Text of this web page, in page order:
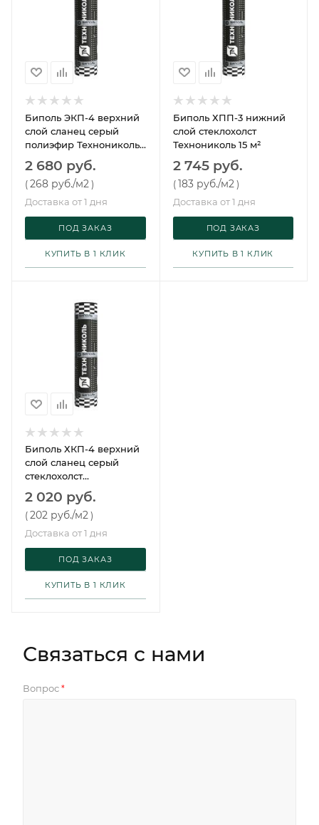
Биполь ЭКП-4 верхний
слой сланец серый
полиэфир Технониколь
2 680 руб.
(268 руб./м2 )
Доставка от 1 дня
ПОД ЗАКАЗ
КУПИТЬ В 1 КЛИК
Биполь ХПП-3 нижний
слой стеклохолст
Технониколь 15 м²
2 745 руб.
(183 руб./м2 )
Доставка от 1 дня
ПОД ЗАКАЗ
КУПИТЬ В 1 КЛИК
Биполь ХКП-4 верхний
слой сланец серый
стеклохолст
Технониколь 10 м²
2 020 руб.
(202 руб./м2)
Доставка от 1 дня
ПОД ЗАКАЗ
КУПИТЬ В 1 КЛИК
Связаться с нами
Вопрос *